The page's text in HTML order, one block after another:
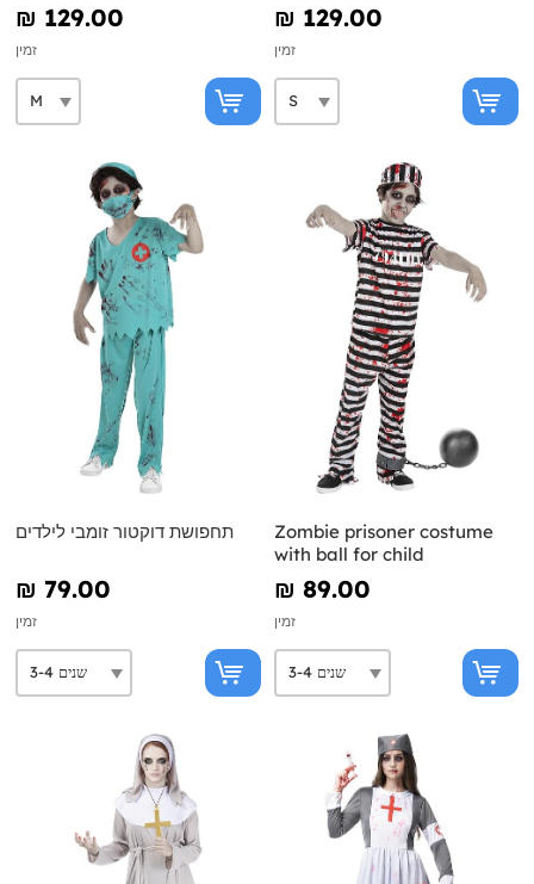
₪‎ 129.00
זמין
₪‎ 129.00
זמין
תחפושת דוקטור זומבי לילדים
₪‎ 79.00
זמין
Zombie prisoner costume
with ball for child
₪‎ 89.00
זמין